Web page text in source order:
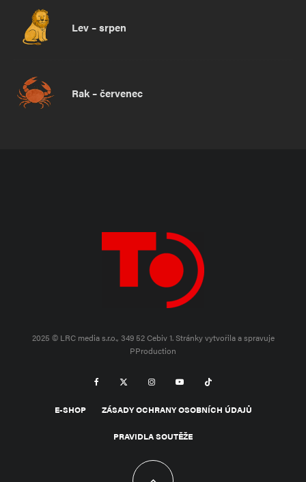
Lev – srpen
Rak – červenec
2025 © LRC media s.r.o., 349 52 Cebiv 1.Stránky vytvořila a spravuje
PProduction
E-SHOP ZÁSADY OCHRANY OSOBNÍCH ÚDAJŮ
PRAVIDLA SOUTĚŽE